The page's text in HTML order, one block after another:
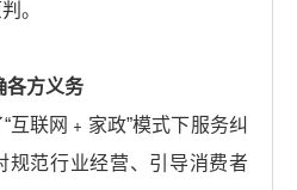
。
各方义务
联网﹢家政”模式下服务纠
规范行业经营、引导消费者